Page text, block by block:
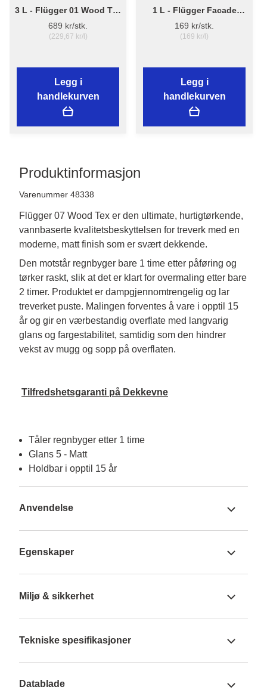
3 L - Flügger 01 Wood Tex
- Grunnolje
689 kr/stk.
(229,67 kr/l)
Legg i
handlekurven
1 L - Flügger Facade
Clean - Fasaderens
169 kr/stk.
(169 kr/l)
Legg i
handlekurven
Produktinformasjon
Varenummer 48338
Flügger 07 Wood Tex er den ultimate, hurtigtørkende,
vannbaserte kvalitetsbeskyttelsen for treverk med en
moderne, matt finish som er svært dekkende.
Den motstår regnbyger bare 1 time etter påføring og
tørker raskt, slik at det er klart for overmaling etter bare
2 timer. Produktet er dampgjennomtrengelig og lar
treverket puste. Malingen forventes å vare i opptil 15
år og gir en værbestandig overflate med langvarig
glans og fargestabilitet, samtidig som den hindrer
Tilfredshetsgaranti på Dekkevne
Tåler regnbyger etter 1 time
Glans 5 - Matt
Holdbar i opptil 15 år
Anvendelse
Egenskaper
Miljø & sikkerhet
Tekniske spesifikasjoner
Datablade